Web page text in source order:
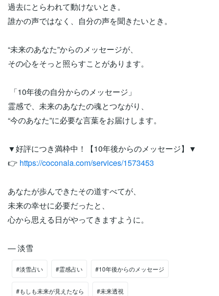
過去にとらわれて動けないとき。
誰かの声ではなく、自分の声を聞きたいとき。
“未来のあなた”からのメッセージが、
その心をそっと照らすことがあります。
「10年後の自分からのメッセージ」
霊感で、未来のあなたの魂とつながり、
“今のあなた”に必要な言葉をお届けします。
▼好評につき満枠中！【10年後からのメッセージ】▼
👉 https://coconala.com/services/1573453
あなたが歩んできたその道すべてが、
未来の幸せに必要だったと、
心から思える日がやってきますように。
— 淡雪
#淡雪占い #霊感占い #10年後からのメッセージ
#もしも未来が見えたなら #未来透視